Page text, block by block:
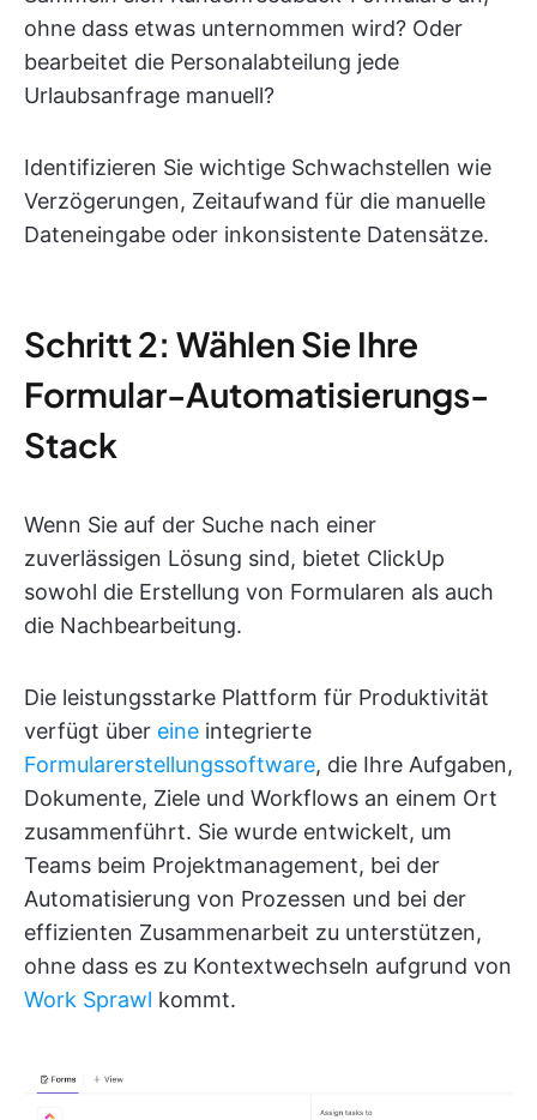
ohne dass etwas unternommen wird? Oder
bearbeitet die Personalabteilung jede
Urlaubsanfrage manuell?
Identifizieren Sie wichtige Schwachstellen wie
Verzögerungen, Zeitaufwand für die manuelle
Dateneingabe oder inkonsistente Datensätze.
Schritt 2: Wählen Sie Ihre
Formular-Automatisierungs-
Stack
Wenn Sie auf der Suche nach einer
zuverlässigen Lösung sind, bietet ClickUp
sowohl die Erstellung von Formularen als auch
die Nachbearbeitung.
Die leistungsstarke Plattform für Produktivität
verfügt über eine integrierte
Formularerstellungssoftware, die Ihre Aufgaben,
Dokumente, Ziele und Workflows an einem Ort
zusammenführt. Sie wurde entwickelt, um
Teams beim Projektmanagement, bei der
Automatisierung von Prozessen und bei der
effizienten Zusammenarbeit zu unterstützen,
ohne dass es zu Kontextwechseln aufgrund von
Work Sprawl kommt.